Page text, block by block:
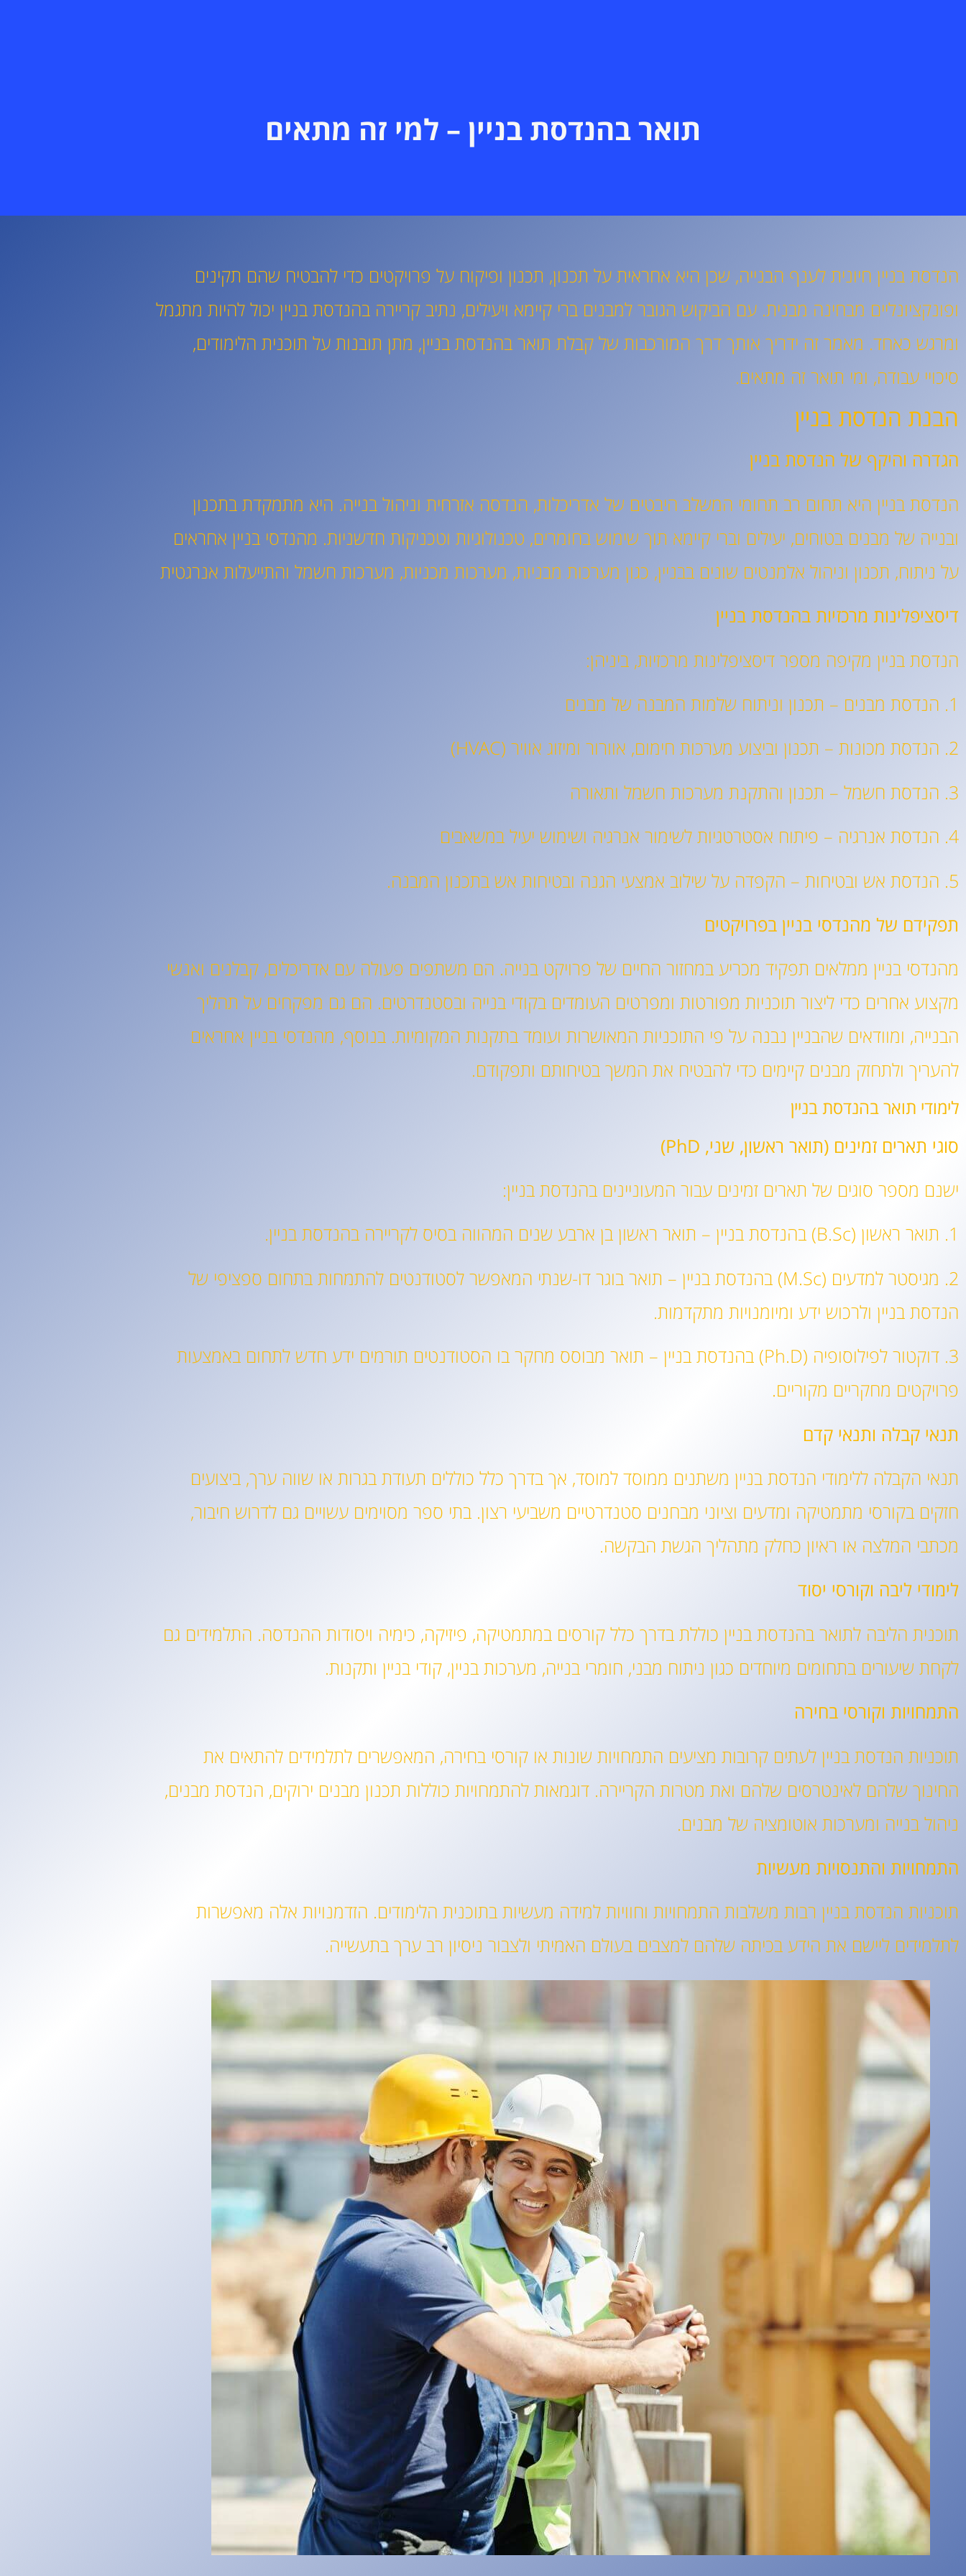
תואר בהנדסת בניין – למי זה מתאים
הנדסת בניין חיונית לענף הבנייה, שכן היא אחראית על תכנון, תכנון ופיקוח על פרויקטים כדי להבטיח שהם תקינים
ופונקציונליים מבחינה מבנית. עם הביקוש הגובר למבנים ברי קיימא ויעילים, נתיב קריירה בהנדסת בניין יכול להיות מתגמל
ומרגש כאחד. מאמר זה ידריך אותך דרך המורכבות של קבלת תואר בהנדסת בניין, מתן תובנות על תוכנית הלימודים,
סיכויי עבודה, ומי תואר זה מתאים.
הבנת הנדסת בניין
הגדרה והיקף של הנדסת בניין
הנדסת בניין היא תחום רב תחומי המשלב היבטים של אדריכלות, הנדסה אזרחית וניהול בנייה. היא מתמקדת בתכנון
ובנייה של מבנים בטוחים, יעילים וברי קיימא תוך שימוש בחומרים, טכנולוגיות וטכניקות חדשניות. מהנדסי בניין אחראים
על ניתוח, תכנון וניהול אלמנטים שונים בבניין, כגון מערכות מבניות, מערכות מכניות, מערכות חשמל והתייעלות אנרגטית
דיסציפלינות מרכזיות בהנדסת בניין
הנדסת בניין מקיפה מספר דיסציפלינות מרכזיות, ביניהן:
1. הנדסת מבנים – תכנון וניתוח שלמות המבנה של מבנים
2. הנדסת מכונות – תכנון וביצוע מערכות חימום, אוורור ומיזוג אוויר (HVAC)
3. הנדסת חשמל – תכנון והתקנת מערכות חשמל ותאורה
4. הנדסת אנרגיה – פיתוח אסטרטגיות לשימור אנרגיה ושימוש יעיל במשאבים
5. הנדסת אש ובטיחות – הקפדה על שילוב אמצעי הגנה ובטיחות אש בתכנון המבנה.
תפקידם של מהנדסי בניין בפרויקטים
מהנדסי בניין ממלאים תפקיד מכריע במחזור החיים של פרויקט בנייה. הם משתפים פעולה עם אדריכלים, קבלנים ואנשי
מקצוע אחרים כדי ליצור תוכניות מפורטות ומפרטים העומדים בקודי בנייה ובסטנדרטים. הם גם מפקחים על תהליך
הבנייה, ומוודאים שהבניין נבנה על פי התוכניות המאושרות ועומד בתקנות המקומיות. בנוסף, מהנדסי בניין אחראים
להעריך ולתחזק מבנים קיימים כדי להבטיח את המשך בטיחותם ותפקודם.
לימודי תואר בהנדסת בניין
סוגי תארים זמינים (תואר ראשון, שני, PhD)
ישנם מספר סוגים של תארים זמינים עבור המעוניינים בהנדסת בניין:
1. תואר ראשון (B.Sc) בהנדסת בניין – תואר ראשון בן ארבע שנים המהווה בסיס לקריירה בהנדסת בניין.
2. מגיסטר למדעים (M.Sc) בהנדסת בניין – תואר בוגר דו-שנתי המאפשר לסטודנטים להתמחות בתחום ספציפי של
הנדסת בניין ולרכוש ידע ומיומנויות מתקדמות.
3. דוקטור לפילוסופיה (Ph.D) בהנדסת בניין – תואר מבוסס מחקר בו הסטודנטים תורמים ידע חדש לתחום באמצעות
פרויקטים מחקריים מקוריים.
תנאי קבלה ותנאי קדם
תנאי הקבלה ללימודי הנדסת בניין משתנים ממוסד למוסד, אך בדרך כלל כוללים תעודת בגרות או שווה ערך, ביצועים
חזקים בקורסי מתמטיקה ומדעים וציוני מבחנים סטנדרטיים משביעי רצון. בתי ספר מסוימים עשויים גם לדרוש חיבור,
מכתבי המלצה או ראיון כחלק מתהליך הגשת הבקשה.
לימודי ליבה וקורסי יסוד
תוכנית הליבה לתואר בהנדסת בניין כוללת בדרך כלל קורסים במתמטיקה, פיזיקה, כימיה ויסודות ההנדסה. התלמידים גם
לקחת שיעורים בתחומים מיוחדים כגון ניתוח מבני, חומרי בנייה, מערכות בניין, קודי בניין ותקנות.
התמחויות וקורסי בחירה
תוכניות הנדסת בניין לעתים קרובות מציעים התמחויות שונות או קורסי בחירה, המאפשרים לתלמידים להתאים את
החינוך שלהם לאינטרסים שלהם ואת מטרות הקריירה. דוגמאות להתמחויות כוללות תכנון מבנים ירוקים, הנדסת מבנים,
ניהול בנייה ומערכות אוטומציה של מבנים.
התמחויות והתנסויות מעשיות
תוכניות הנדסת בניין רבות משלבות התמחויות וחוויות למידה מעשיות בתוכנית הלימודים. הזדמנויות אלה מאפשרות
לתלמידים ליישם את הידע בכיתה שלהם למצבים בעולם האמיתי ולצבור ניסיון רב ערך בתעשייה.